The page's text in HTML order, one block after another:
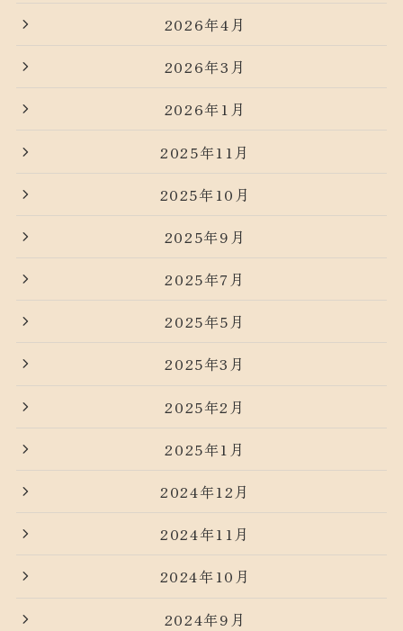
2026年4月
2026年3月
2026年1月
2025年11月
2025年10月
2025年9月
2025年7月
2025年5月
2025年3月
2025年2月
2025年1月
2024年12月
2024年11月
2024年10月
2024年9月